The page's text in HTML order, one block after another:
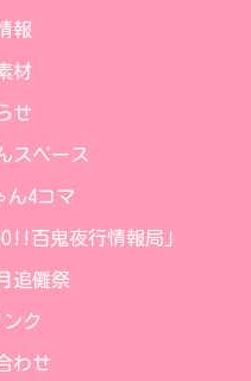
報
材
せ
スペース
ん4コマ
百鬼夜行情報局」
追儺祭
ク
わせ